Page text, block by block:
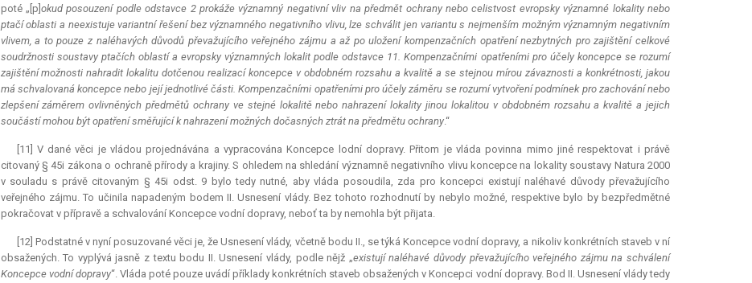
poté „[p] okud posouzení podle odstavce 2 prokáže významný negativní vliv na předmět ochrany nebo celistvost evropsky významné lokality nebo
ptačí oblasti a neexistuje variantní řešení bez významného negativního vlivu, lze schválit jen variantu s nejmenším možným významným negativním
vlivem, a to pouze z naléhavých důvodů převažujícího veřejného zájmu a až po uložení kompenzačních opatření nezbytných pro zajištění celkové
soudržnosti soustavy ptačích oblastí a evropsky významných lokalit podle odstavce 11. Kompenzačními opatřeními pro účely koncepce se rozumí
zajištění možnosti nahradit lokalitu dotčenou realizací koncepce v obdobném rozsahu a kvalitě a se stejnou mírou závaznosti a konkrétnosti, jakou
má schvalovaná koncepce nebo její jednotlivé části. Kompenzačními opatřeními pro účely záměru se rozumí vytvoření podmínek pro zachování nebo
zlepšení záměrem ovlivněných předmětů ochrany ve stejné lokalitě nebo nahrazení lokality jinou lokalitou v obdobném rozsahu a kvalitě a jejich
součástí mohou být opatření směřující k nahrazení možných dočasných ztrát na předmětu ochrany.“
[11] V dané věci je vládou projednávána a vypracována Koncepce lodní dopravy. Přitom je vláda povinna mimo jiné respektovat i právě
citovaný § 45i zákona o ochraně přírody a krajiny. S ohledem na shledání významně negativního vlivu koncepce na lokality soustavy Natura 2000
v souladu s právě citovaným § 45i odst. 9 bylo tedy nutné, aby vláda posoudila, zda pro koncepci existují naléhavé důvody převažujícího
veřejného zájmu. To učinila napadeným bodem II. Usnesení vlády. Bez tohoto rozhodnutí by nebylo možné, respektive bylo by bezpředmětné
pokračovat v přípravě a schvalování Koncepce vodní dopravy, neboť ta by nemohla být přijata.
[12] Podstatné v nyní posuzované věci je, že Usnesení vlády, včetně bodu II., se týká Koncepce vodní dopravy, a nikoliv konkrétních staveb v ní
obsažených. To vyplývá jasně z textu bodu II. Usnesení vlády, podle nějž „existují naléhavé důvody převažujícího veřejného zájmu na schválení
Koncepce vodní dopravy“. Vláda poté pouze uvádí příklady konkrétních staveb obsažených v Koncepci vodní dopravy. Bod II. Usnesení vlády tedy